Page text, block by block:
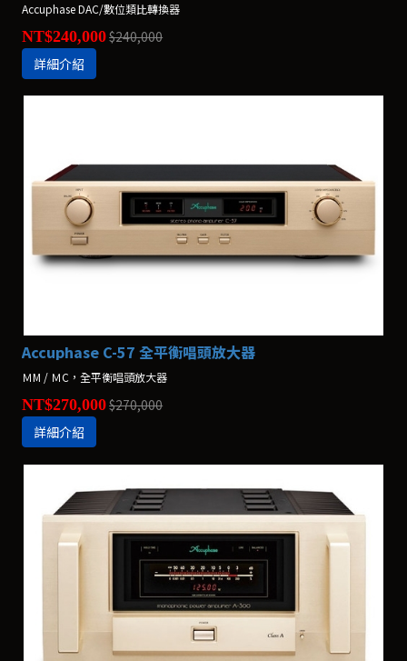
Accuphase DAC/數位類比轉換器
NT$240,000$240,000
詳細介紹
Accuphase C-57 全平衡唱頭放大器
ＭM / ＭC，全平衡唱頭放大器
NT$270,000$270,000
詳細介紹